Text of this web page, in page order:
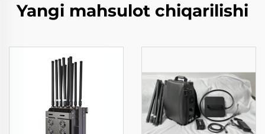
Yangi mahsulot chiqarilishi